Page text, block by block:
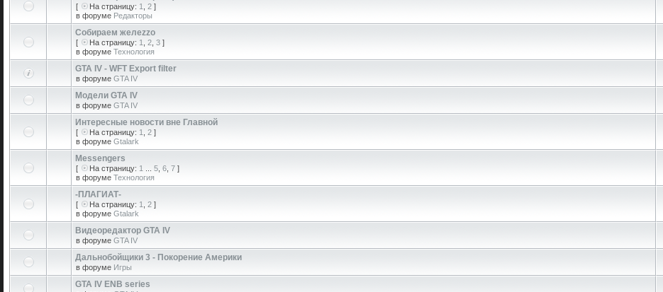
[ На страницу: 1 2 ]
в форуме Редакторы
Собираем желеzzо
[ На страницу: 1 2 3 ]
в форуме Технология
GTA IV - WFT Export filter
в форуме GTA IV
Модели GTA IV
в форуме GTA IV
Интересные новости вне Главной
[ На страницу: 1 2 ]
в форуме Gtalark
Messengers
[ На страницу: 1 5 6 7 ]
в форуме Технология
-ПЛАГИАТ-
[ На страницу: 1 2 ]
в форуме Gtalark
Видеоредактор GTA IV
в форуме GTA IV
Дальнобойщики 3 - Покорение Америки
в форуме Игры
GTA IV ENB series